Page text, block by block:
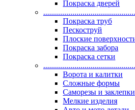
Покраска дверей
Покраска труб
Пескоструй
Плоские
Покраска забора
Покраска сетки
Ворота и калитки
Сложные формы
Саморезы и заклепки
Мелкие изделия